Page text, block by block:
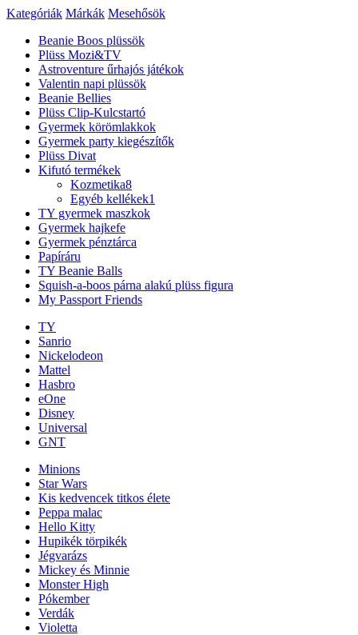
Kategóriák Márkák Mesehősök
Beanie Boos plüssök
Plüss Mozi&TV
Astroventure űrhajós játékok
Valentin napi plüssök
Beanie Bellies
Plüss Clip-Kulcstartó
Gyermek körömlakkok
Gyermek party kiegészítők
Plüss Divat
Kifutó termékek
Kozmetika8
Egyéb kellékek1
TY gyermek maszkok
Gyermek hajkefe
Gyermek pénztárca
Papíráru
TY Beanie Balls
Squish-a-boos párna alakú plüss figura
My Passport Friends
TY
Sanrio
Nickelodeon
Mattel
Hasbro
eOne
Disney
Universal
GNT
Minions
Star Wars
Kis kedvencek titkos élete
Peppa malac
Hello Kitty
Hupikék törpikék
Jégvarázs
Mickey és Minnie
Monster High
Pókember
Verdák
Violetta